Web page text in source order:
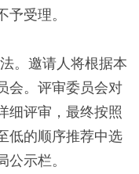
受理。
。邀请人将根据本
会。评审委员会对
细评审，最终按照
低的顺序推荐中选
公示栏。